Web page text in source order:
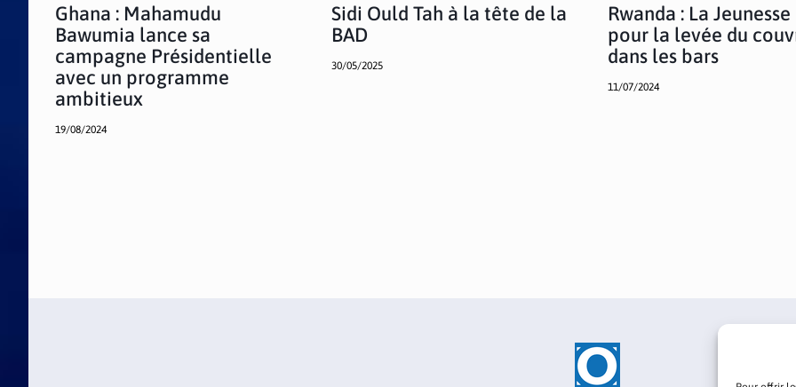
Ghana : Mahamudu
Bawumia lance sa
campagne Présidentielle
avec un programme
ambitieux
19/08/2024
Sidi Ould Tah à la tête de la
BAD
30/05/2025
Rwanda : La
pour la levée du
dans les bars
11/07/2024